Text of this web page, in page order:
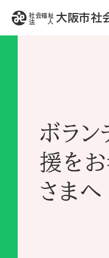
社会福祉
法 人
大阪市社
ボラン
援を
さまへ